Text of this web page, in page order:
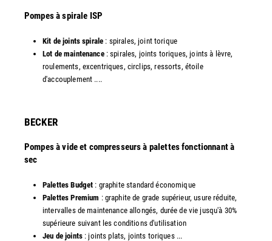
Pompes à spirale ISP
Kit de joints spirale : spirales, joint torique
Lot de maintenance: spirales, joints toriques, joints à lèvre,
roulements, excentriques, circlips, ressorts, étoile
d'accouplement ....
​BECKER
Pompes à vide et compresseurs à palettes fonctionnant à
sec
Palettes Budget : graphite standard économique
Palettes Premium : graphite de grade supérieur, usure réduite,
intervalles de maintenance allongés, durée de vie jusqu'à 30%
supérieure suivant les conditions d'utilisation
Jeu de joints: joints plats, joints toriques ...